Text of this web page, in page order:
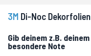
3M Di-Noc Dekorfolien
Gib deinem z.B.
besondere Note